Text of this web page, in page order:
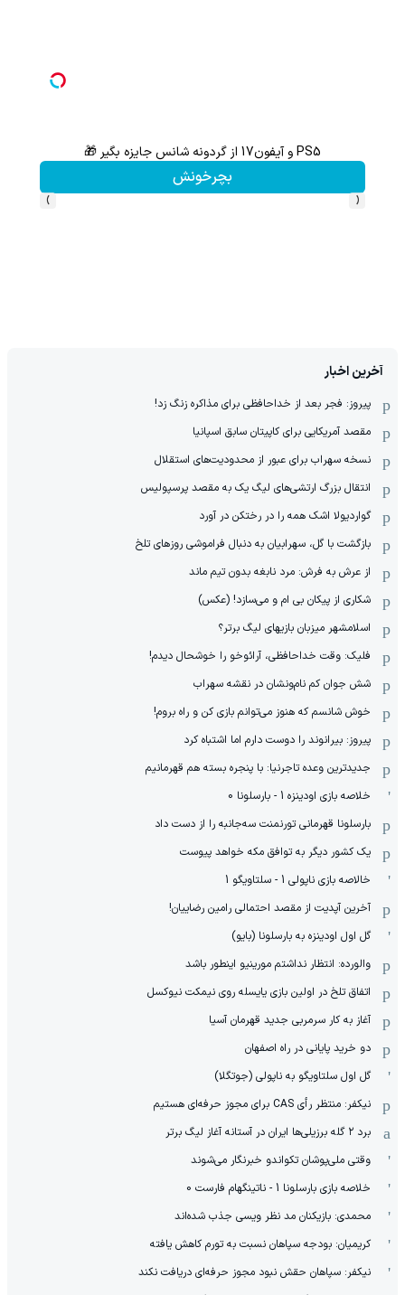
PS5 و آیفون17 از گردونه شانس جایزه بگیر 🎁
بچرخونش
‹
›
آخرین اخبار
پیروز: فجر بعد از خداحافظی برای مذاکره زنگ زد!
مقصد آمریکایی برای کاپیتان سابق اسپانیا
نسخه سهراب برای عبور از محدودیت‌های استقلال
انتقال بزرگ ارتشی‌های لیگ یک به مقصد پرسپولیس
گواردیولا اشک همه را در رختکن در آورد
بازگشت با گل، سهرابیان به دنبال فراموشی روزهای تلخ
از عرش به فرش: مرد نابغه‌ بدون تیم ماند
شکاری از پیکان بی ام و می‌سازد! (عکس)
اسلامشهر میزبان بازیهای لیگ برتر؟
فلیک: وقت خداحافظی، آرائوخو را خوشحال دیدم!
شش جوان کم نام‌و‌نشان در نقشه سهراب
خوش شانسم که هنوز می‌توانم بازی کن و راه بروم!
پیروز: بیرانوند را دوست دارم اما اشتباه کرد
جدیدترین وعده تاجرنیا: با پنجره بسته هم قهرمانیم
خلاصه بازی اودینزه 1 - بارسلونا 0
بارسلونا قهرمانی تورنمنت سه‌جانبه را از دست داد
یک کشور دیگر به توافق مکه خواهد پیوست
خالاصه بازی ناپولی 1 - سلتاویگو 1
آخرین آپدیت از مقصد احتمالی رامین رضاییان!
گل اول اودینزه به بارسلونا (بایو)
والورده: انتظار نداشتم مورینیو اینطور باشد
اتفاق تلخ در اولین بازی یایسله روی نیمکت نیوکسل
آغاز به کار سرمربی جدید قهرمان آسیا
دو خرید پایانی در راه اصفهان
گل اول سلتاویگو به ناپولی (جوتگلا)
نیکفر: منتظر رأی CAS برای مجوز حرفه‌ای هستیم
برد ۲ گله برزیلی‌ها ایران در آستانه آغاز لیگ برتر
وقتی ملی‌پوشان تکواندو خبرنگار می‌شوند
خلاصه بازی بارسلونا 1 - ناتینگهام فارست 0
محمدی: بازیکنان مد نظر ویسی جذب شده‌اند
کریمیان: بودجه سپاهان نسبت به تورم کاهش یافته
نیکفر: سپاهان حقش نبود مجوز حرفه‌ای دریافت نکند